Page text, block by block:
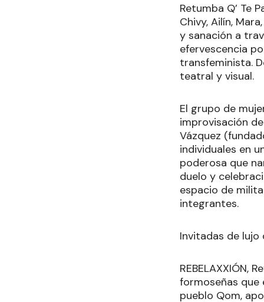
Retumba Q’ Te
Chivy, Ailín,
y sanación a
efervescencia
transfeminista.
teatral y visual.
El grupo de
improvisación
Vázquez
individuales en
poderosa que
duelo y
espacio de
integrantes.
Invitadas de
formoseñas que
pueblo Qom,